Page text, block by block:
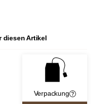
diesen Artikel
Verpackung